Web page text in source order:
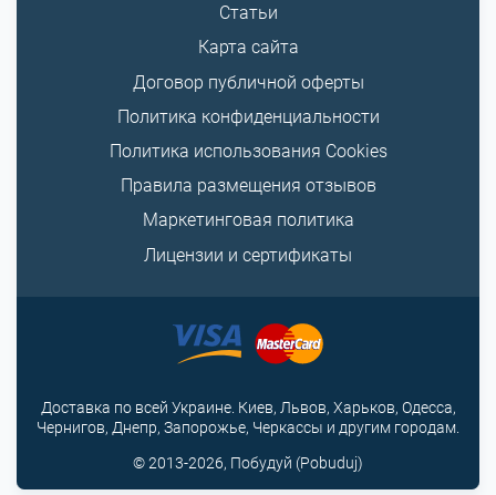
Статьи
Карта сайта
Договор публичной оферты
Политика конфиденциальности
Политика использования Cookies
Правила размещения отзывов
Маркетинговая политика
Лицензии и сертификаты
© 2013-2026, Побудуй (Pobuduj)
Доставка по всей Украине. Киев, Львов, Харьков, Одесса,
Чернигов, Днепр, Запорожье, Черкассы и другим городам.